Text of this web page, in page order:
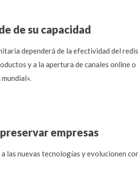
de su capacidad
dependerá de la efectividad del
y a la apertura de canales online
empresas
las nuevas tecnologías y evolucionen